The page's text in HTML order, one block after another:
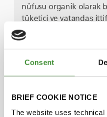
Consent
BRIEF COOKIE NOTICE
The website uses
nüfusu organik olarak
tüketici ve vatandaş
hakkında bilgi edinin.
Bu bölüm, küresel
gıda üretimi üzerindeki
derin içgörülerle dolu